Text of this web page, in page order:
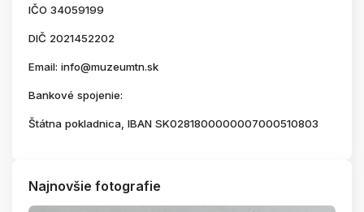
IČO 34059199
DIČ 2021452202
Email: info@muzeumtn.sk
Bankové spojenie:
Štátna pokladnica, IBAN SK0281800000007000510803
Najnovšie fotografie